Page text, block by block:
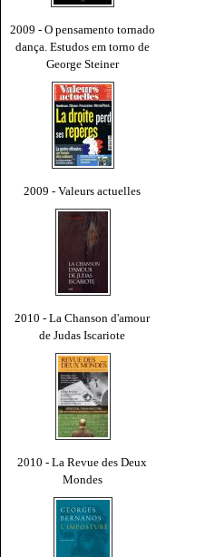
2009 - O pensamento tornado
dança. Estudos em torno de
George Steiner
2009 - Valeurs actuelles
2010 - La Chanson d'amour
de Judas Iscariote
2010 - La Revue des Deux
Mondes